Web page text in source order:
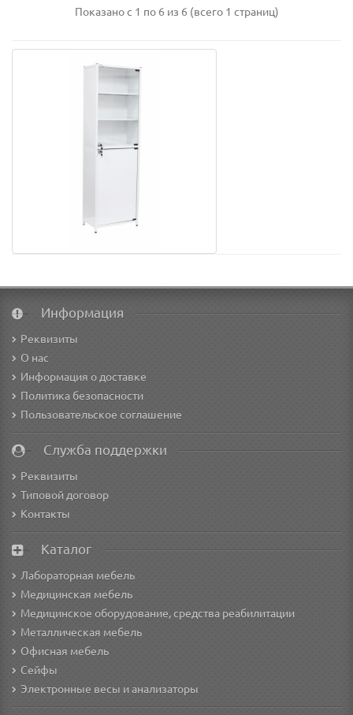
Показано с 1 по 6 из 6 (всего 1 страниц)
Информация
Реквизиты
О нас
Информация о доставке
Политика безопасности
Пользовательское соглашение
Служба поддержки
Реквизиты
Типовой договор
Контакты
Каталог
Лабораторная мебель
Медицинская мебель
Медицинское оборудование, средства реабилитации
Металлическая мебель
Офисная мебель
Сейфы
Электронные весы и анализаторы